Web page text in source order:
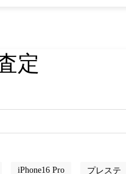
定
iPhone16 Pro プレステ